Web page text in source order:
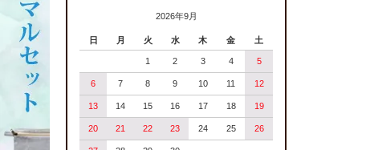
2026年9月
日 月 火 水 木 金 土
1 2 3 4 5
6 7 8 9 10 11 12
13 14 15 16 17 18 19
20 21 22 23 24 25 26